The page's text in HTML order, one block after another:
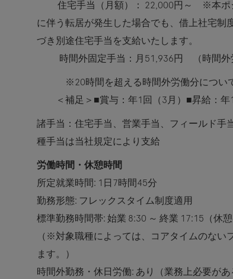
住宅手当（月額）： 22,000円～ ※本ポ
に伴う転居が発生した場合でも、借上社宅
づき別途住宅手当を支給いたします。
時間外固定手当：月51,936円 （時間外
※20時間を超える時間外労働分について
＜補足＞■賞与：年1回（3月）■昇給：年1
諸手当：住宅手当、営業手当、フィールド
種手当は当社規定により支給
労働時間・休憩時間
所定就業時間: 1日7時間45分
勤務形態: フレックスタイム制度適用
標準勤務時間帯: 始業 8:30 ～ 終業 17:15（休
（※対象職種によっては、コアタイムのな
ます。）
時間外勤務・休日労働: あり（業務上必要があ